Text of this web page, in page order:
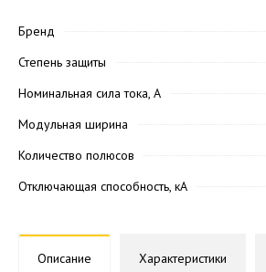
Бренд
Степень защиты
Номинальная сила тока, А
Модульная ширина
Количество полюсов
Отключающая способность, кА
Описание Характеристики